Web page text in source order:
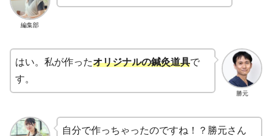
編集部
勝元
はい。私が作ったオリジナルの鍼灸道具で
す。
自分で作っちゃったのですね！？勝元さん